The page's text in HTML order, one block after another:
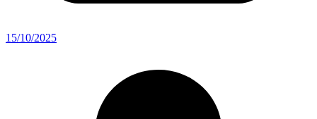
15/10/2025